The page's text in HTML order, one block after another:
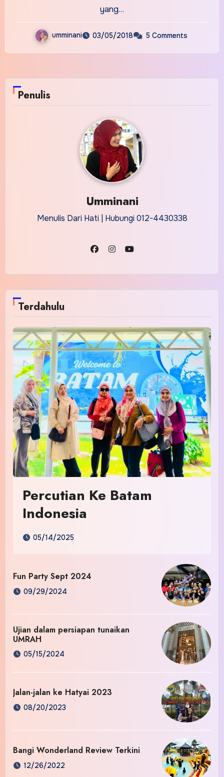
yang…
umminani 03/05/2018 5 Comments
Penulis
Umminani
Menulis Dari Hati | Hubungi 012-4430338
Terdahulu
Percutian Ke Batam
Indonesia
05/14/2025
Fun Party Sept 2024
09/29/2024
Ujian dalam persiapan tunaikan
UMRAH
05/15/2024
Jalan-jalan ke Hatyai 2023
08/20/2023
Bangi Wonderland Review Terkini
12/26/2022